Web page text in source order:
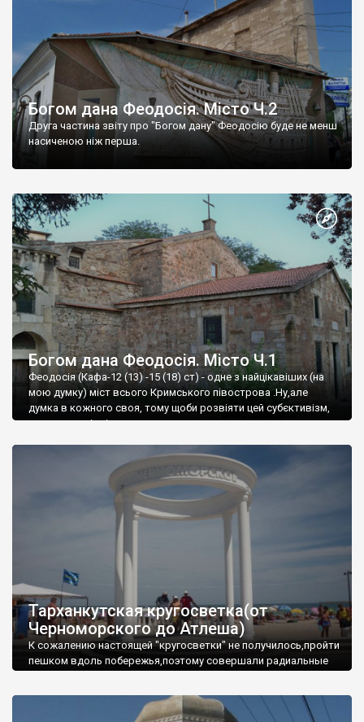
Богом дана Феодосія. Місто Ч.2
Друга частина звіту про "Богом дану" Феодосію буде не менш
насиченою ніж перша.
Богом дана Феодосія. Місто Ч.1
Феодосія (Кафа-12 (13) -15 (18) ст) - одне з найцікавіших (на
мою думку) міст всього Кримського півострова .Ну,але
думка в кожного своя, тому щоби розвіяти цей субєктивізм,
запрошую відвідати це
Тарханкутская кругосветка(от
Черноморского до Атлеша)
К сожалению настоящей "кругосветки" не получилось,пройти
пешком вдоль побережья,поэтому совершали радиальные